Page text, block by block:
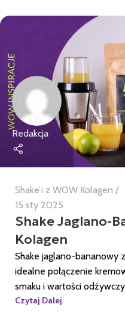
Redakcja
Shake’i z WOW Kolagen
15 sty 2025
Shake Jaglano-
Kolagen
Shake jaglano-bananowy
idealne połączenie
smaku i wartości
Czytaj Dalej